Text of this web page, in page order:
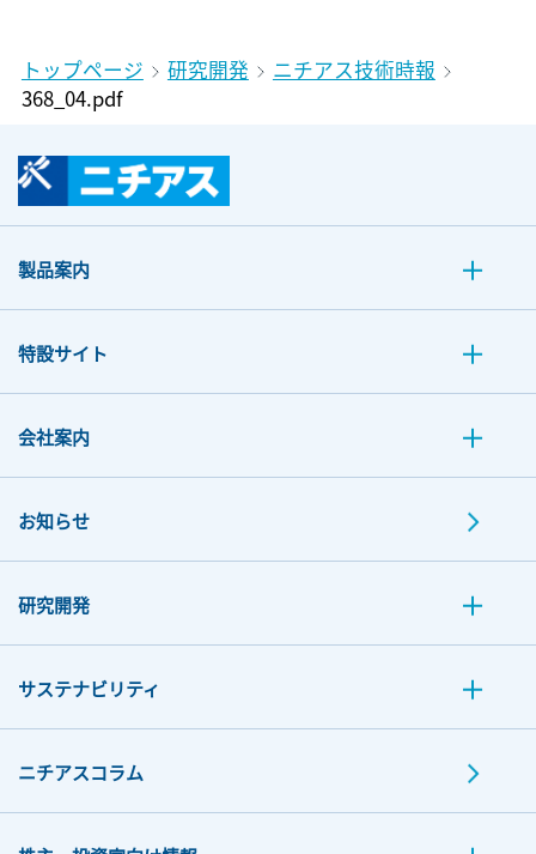
トップページ 研究開発
ニチアス技術時報
368_04.pdf
製品案内
特設サイト
会社案内
お知らせ
研究開発
サステナビリティ
ニチアスコラム